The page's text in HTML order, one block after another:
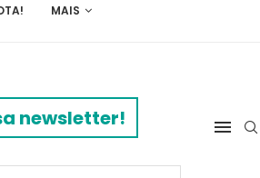
MAIS
newsletter!